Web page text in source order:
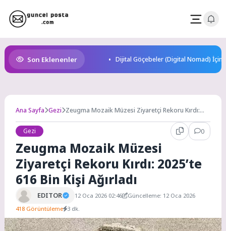
content
Son Eklenenler Dijital Göçebeler (Digital Nomad) İçin
Ana Sayfa Gezi Zeugma Mozaik Müzesi Ziyaretçi Rekoru Kırdı:
Gezi
0
Zeugma Mozaik Müzesi
Ziyaretçi Rekoru Kırdı: 2025’te
616 Bin Kişi Ağırladı
EDITOR 12 Oca 2026 02:46
Güncelleme: 12 Oca 2026
418 Görüntüleme 3 dk.